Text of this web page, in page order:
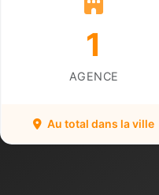
1
AGENCE
Au total dans la ville